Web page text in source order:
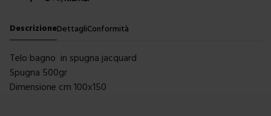
DescrizioneDettagliConformità
Telo bagno in spugna jacquard
Spugna 500gr
Dimensione cm 100x150